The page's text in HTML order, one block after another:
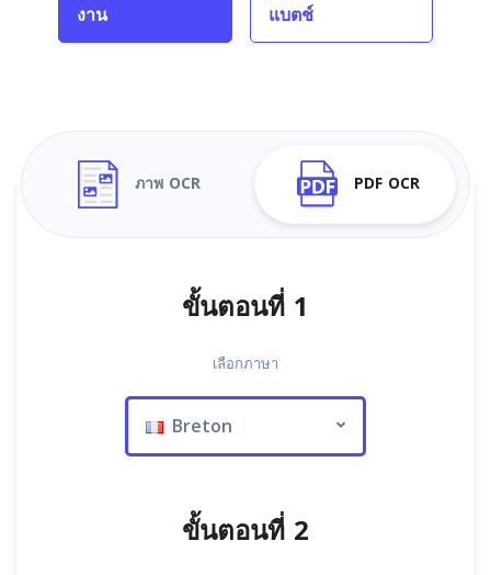
งาน
แบตช์
ภาพ OCR PDF OCR
ขั้นตอนที่ 1
เลือกภาษา
Breton
ขั้นตอนที่ 2